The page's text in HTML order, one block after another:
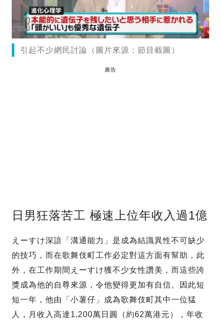
引起不少網民討論（圖片來源：節目截圖）
廣告
日男狂落苦工 極速上位年收入過1億
えーすけ深諳「溝通能力」是成為結識異性不可缺少
的技巧，而在歌舞伎町工作必定對這方面有幫助，此
外，在工作期間えーすけ獲不少女性讚美，而這些誇
獎成為他的自尊來源，令他變得更加有自信。因此短
短一年，他由「小薯仔」成為歌舞伎町其中一位猛
人，月收入高達1,200萬日圓（約62萬港元），年收